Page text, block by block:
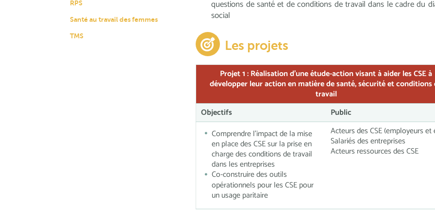
RPS
Santé au travail des femmes
TMS
questions de santé et de conditions de travail dans le cadre du
social
Les projets
Projet 1 :Réalisation d’une étude-action visant à aider les CSE à
développer leur action en matière de santé, sécurité et conditions
travail
Objectifs
Public
Comprendre l’impact de la mise
en place des CSE sur la prise en
charge des conditions de travail
dans les entreprises
Co-construire des outils
opérationnels pour les CSE pour
un usage paritaire
Acteurs des CSE (employeurs et
Salariés des entreprises
Acteurs ressources des CSE